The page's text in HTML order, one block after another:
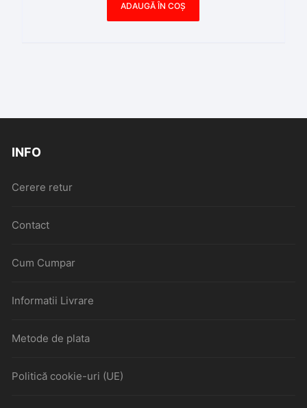
ADAUGĂ ÎN COȘ
INFO
Cerere retur
Contact
Cum Cumpar
Informatii Livrare
Metode de plata
Politică cookie-uri (UE)